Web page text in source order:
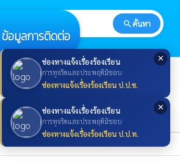
✕
ช่องทางแจ้งเรื่องร้องเรียน
การทุจริตและประพฤติมิชอบ
ช่องทางแจ้งเรื่องร้องเรียน ป.ป.ช.
✕
ช่องทางแจ้งเรื่องร้องเรียน
การทุจริตและประพฤติมิชอบ
ช่องทางแจ้งเรื่องร้องเรียน ป.ป.ท.
ข้อมูลการติดต่อ
search ค้นหา